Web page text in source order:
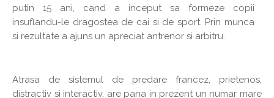
putin 15 ani, cand a inceput sa formeze copii
insuflandu-le dragostea de cai si de sport. Prin munca
si rezultate a ajuns un apreciat antrenor si arbitru.
Atrasa de sistemul de predare francez, prietenos,
distractiv si interactiv, are pana in prezent un numar mare